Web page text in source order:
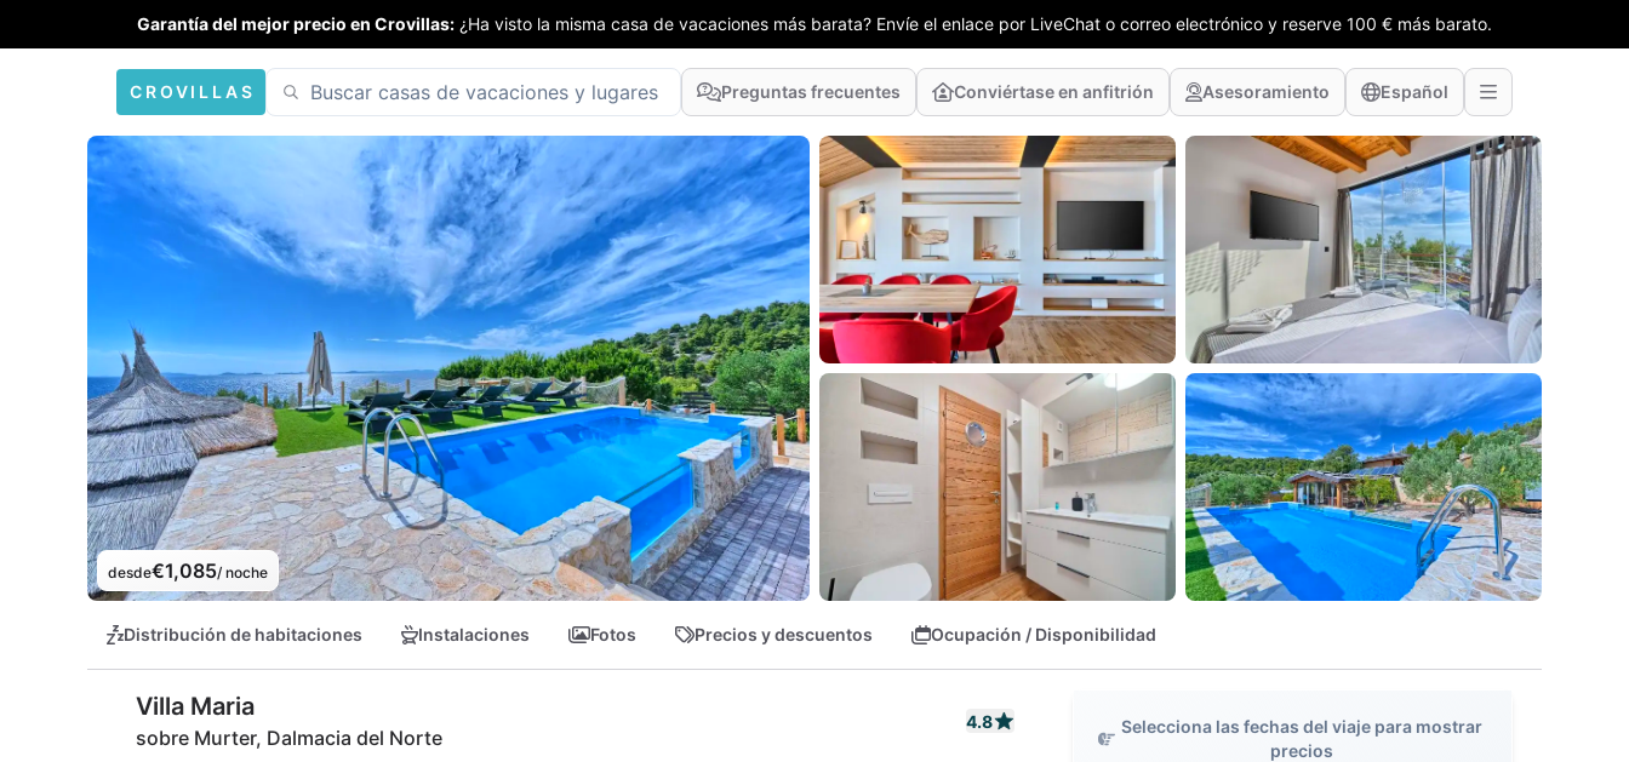
Garantía del mejor precio en Crovillas: ¿Ha visto la misma casa de vacaciones más barata? Envíe el enlace por LiveChat o correo electrónico y reserve 100 € más barato.
CROVILLAS Preguntas frecuentes Conviértase en anfitrión Asesoramiento Español
desde€1,085/ noche
Distribución de habitaciones Instalaciones Fotos Precios y descuentos Ocupación / Disponibilidad
Villa Maria
sobre Murter, Dalmacia del Norte
4.8
Selecciona las fechas del viaje para mostrar
precios